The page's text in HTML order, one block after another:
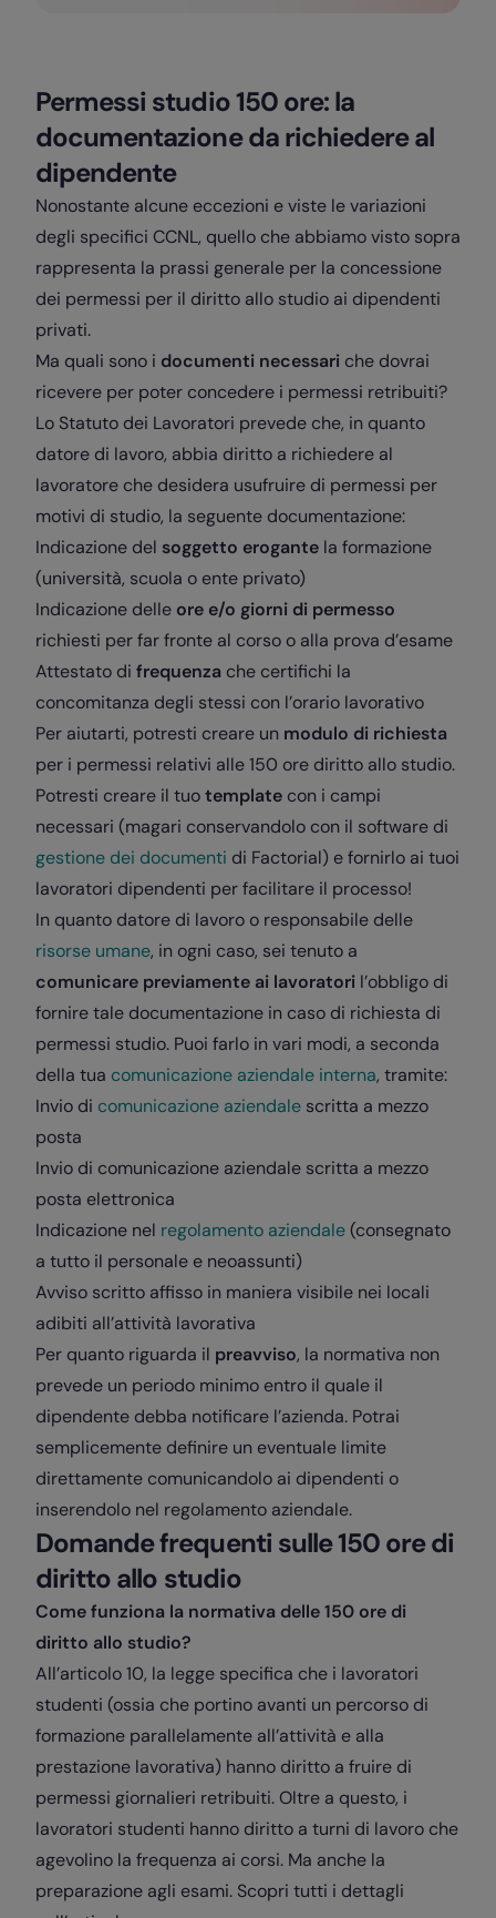
Permessi studio 150 ore: la
documentazione da richiedere al
dipendente
Nonostante alcune eccezioni e viste le variazioni
degli specifici CCNL, quello che abbiamo visto sopra
rappresenta la prassi generale per la concessione
dei permessi per il diritto allo studio ai dipendenti
privati.
Ma quali sono i documenti necessari che dovrai
ricevere per poter concedere i permessi retribuiti?
Lo Statuto dei Lavoratori prevede che, in quanto
datore di lavoro, abbia diritto a richiedere al
lavoratore che desidera usufruire di permessi per
motivi di studio, la seguente documentazione:
Indicazione del soggetto erogante la formazione
(università, scuola o ente privato)
Indicazione delle ore e/o giorni di permesso
richiesti per far fronte al corso o alla prova d’esame
Attestato di frequenza che certifichi la
concomitanza degli stessi con l’orario lavorativo
Per aiutarti, potresti creare un modulo di richiesta
per i permessi relativi alle 150 ore diritto allo studio.
Potresti creare il tuotemplate con i campi
necessari (magari conservandolo con il software di
gestione dei documenti di Factorial) e fornirlo ai tuoi
lavoratori dipendenti per facilitare il processo!
In quanto datore di lavoro o responsabile delle
risorse umane, in ogni caso, sei tenuto a
comunicare previamente ai lavoratori l’obbligo di
fornire tale documentazione in caso di richiesta di
permessi studio. Puoi farlo in vari modi, a seconda
della tua comunicazione aziendale interna, tramite:
Invio di comunicazione aziendale scritta a mezzo
posta
Invio di comunicazione aziendale scritta a mezzo
posta elettronica
Indicazione nel regolamento aziendale (consegnato
a tutto il personale e neoassunti)
Avviso scritto affisso in maniera visibile nei locali
adibiti all’attività lavorativa
Per quanto riguarda il preavviso, la normativa non
prevede un periodo minimo entro il quale il
dipendente debba notificare l’azienda. Potrai
semplicemente definire un eventuale limite
direttamente comunicandolo ai dipendenti o
inserendolo nel regolamento aziendale.
Domande frequenti sulle 150 ore di
diritto allo studio
Come funziona la normativa delle 150 ore di
diritto allo studio?
All’articolo 10, la legge specifica che i lavoratori
studenti (ossia che portino avanti un percorso di
formazione parallelamente all’attività e alla
prestazione lavorativa) hanno diritto a fruire di
permessi giornalieri retribuiti. Oltre a questo, i
lavoratori studenti hanno diritto a turni di lavoro che
agevolino la frequenza ai corsi. Ma anche la
preparazione agli esami. Scopri tutti i dettagli